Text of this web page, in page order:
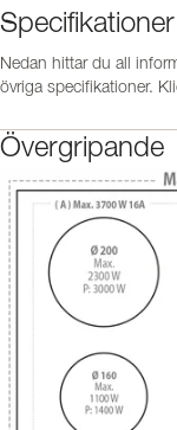
Specifikationer
Nedan hittar du all
övriga specifikationer.
Övergripande